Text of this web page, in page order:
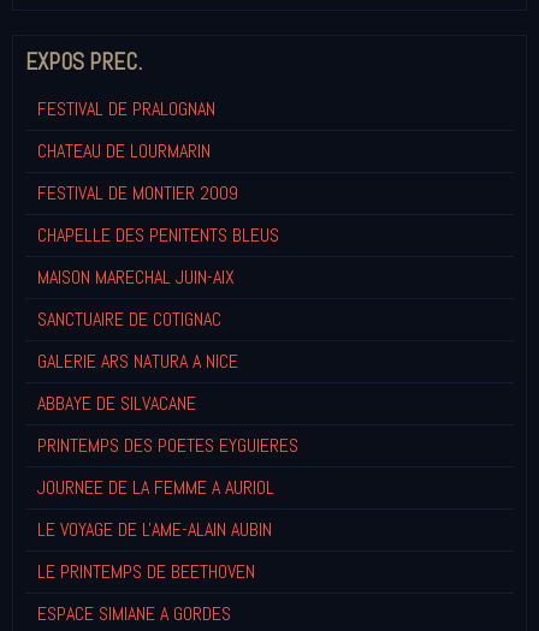
EXPOS PREC.
FESTIVAL DE PRALOGNAN
CHATEAU DE LOURMARIN
FESTIVAL DE MONTIER 2009
CHAPELLE DES PENITENTS BLEUS
MAISON MARECHAL JUIN-AIX
SANCTUAIRE DE COTIGNAC
GALERIE ARS NATURA A NICE
ABBAYE DE SILVACANE
PRINTEMPS DES POETES EYGUIERES
JOURNEE DE LA FEMME A AURIOL
LE VOYAGE DE L'AME-ALAIN AUBIN
LE PRINTEMPS DE BEETHOVEN
ESPACE SIMIANE A GORDES